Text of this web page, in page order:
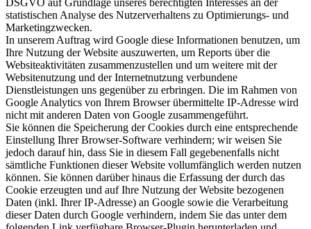
DSGVO auf Grundlage unseres berechtigten Interesses an der
statistischen Analyse des Nutzerverhaltens zu Optimierungs- und
Marketingzwecken.
In unserem Auftrag wird Google diese Informationen benutzen, um
Ihre Nutzung der Website auszuwerten, um Reports über die
Websiteaktivitäten zusammenzustellen und um weitere mit der
Websitenutzung und der Internetnutzung verbundene
Dienstleistungen uns gegenüber zu erbringen. Die im Rahmen von
Google Analytics von Ihrem Browser übermittelte IP-Adresse wird
nicht mit anderen Daten von Google zusammengeführt.
Sie können die Speicherung der Cookies durch eine entsprechende
Einstellung Ihrer Browser-Software verhindern; wir weisen Sie
jedoch darauf hin, dass Sie in diesem Fall gegebenenfalls nicht
sämtliche Funktionen dieser Website vollumfänglich werden nutzen
können. Sie können darüber hinaus die Erfassung der durch das
Cookie erzeugten und auf Ihre Nutzung der Website bezogenen
Daten (inkl. Ihrer IP-Adresse) an Google sowie die Verarbeitung
dieser Daten durch Google verhindern, indem Sie das unter dem